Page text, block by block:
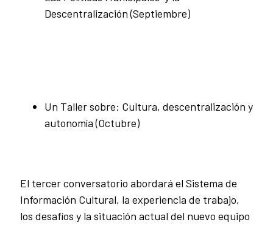
Descentralización (Septiembre)
Un Taller sobre: Cultura, descentralización y
autonomía (Octubre)
El tercer conversatorio abordará el Sistema de
Información Cultural, la experiencia de trabajo,
los desafíos y la situación actual del nuevo equipo